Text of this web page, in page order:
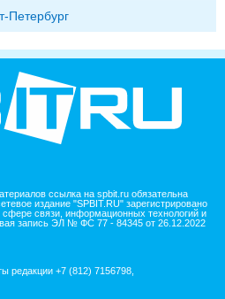
Петербург
ссылка на spbit.ru обязательна
издание "SPBIT.RU" зарегистрировано
связи, информационных технологий и
запись ЭЛ № ФС 77 - 84345 от 26.12.2022
редакции +7 (812) 7156798,